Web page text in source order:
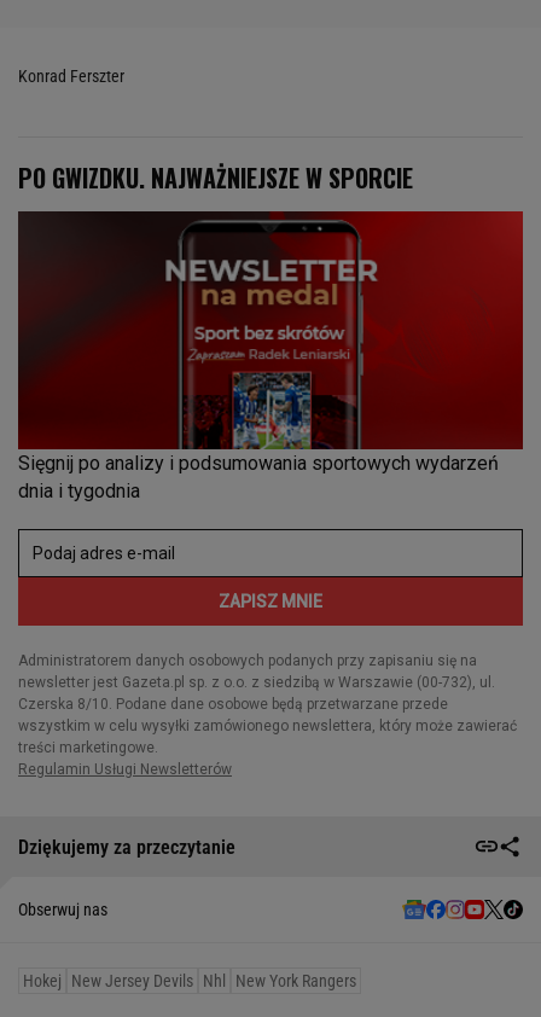
Konrad Ferszter
Dziękujemy za przeczytanie
Obserwuj nas
Hokej New Jersey Devils Nhl New York Rangers